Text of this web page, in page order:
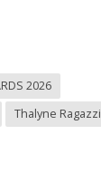
2026
Thalyne Ragazzi